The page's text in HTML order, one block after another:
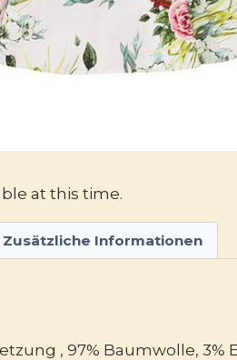
at this time.
Zusätzliche Informationen
, 97% Baumwolle, 3%